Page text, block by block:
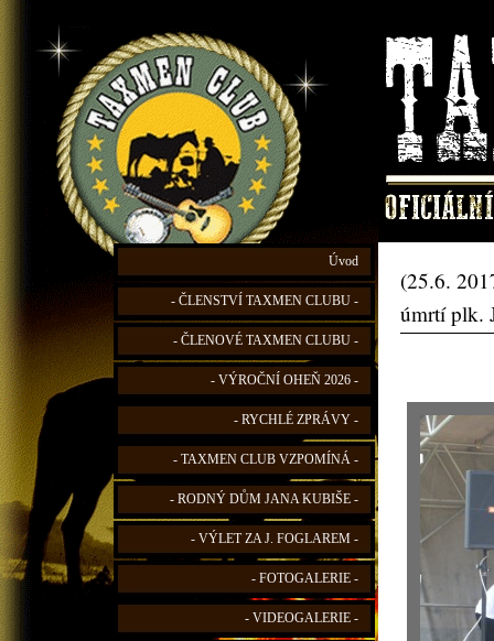
Úvod
- ČLENSTVÍ TAXMEN CLUBU -
- ČLENOVÉ TAXMEN CLUBU -
- VÝROČNÍ OHEŇ 2026 -
- RYCHLÉ ZPRÁVY -
- TAXMEN CLUB VZPOMÍNÁ -
- RODNÝ DŮM JANA KUBIŠE -
- VÝLET ZA J. FOGLAREM -
- FOTOGALERIE -
- VIDEOGALERIE -
(25.6.
úmrtí plk.